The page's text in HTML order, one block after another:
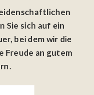
Sie sich auf ein
bei dem wir die
Freude an gutem